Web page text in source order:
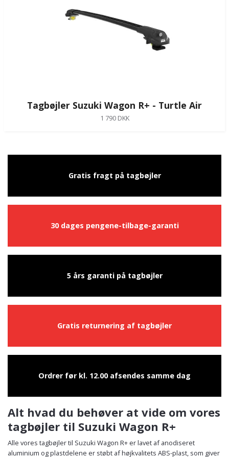
Tagbøjler Suzuki Wagon R+ - Turtle Air
1 790 DKK
Gratis fragt på tagbøjler
30 dages pengene-tilbage-garanti
5 års garanti på tagbøjler
Gratis returnering af tagbøjler
Ordrer før kl. 12.00 afsendes samme dag
Alt hvad du behøver at vide om vores
tagbøjler til Suzuki Wagon R+
Alle vores tagbøjler til Suzuki Wagon R+ er lavet af anodiseret
aluminium og plastdelene er støbt af højkvalitets ABS-plast, som giver